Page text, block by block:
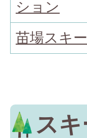
ション
苗場スキ
ス